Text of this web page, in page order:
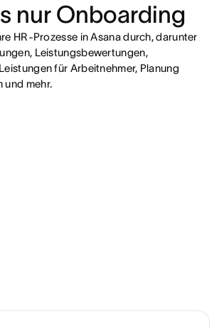
nur Onboarding
HR-Prozesse in Asana durch, darunter
Leistungsbewertungen,
für Arbeitnehmer, Planung
und mehr.